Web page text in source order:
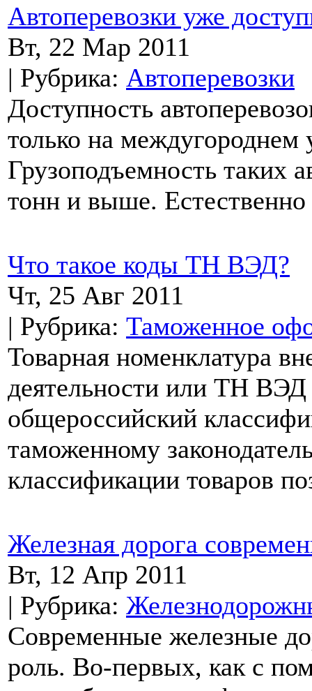
Автоперевозки уже
Вт, 22 Мар 2011
| Рубрика: Автоперевозки
Доступность
только на междугороднем
Грузоподъемность таких
тонн и выше.
Что такое коды ТН ВЭД?
Чт, 25 Авг 2011
| Рубрика: Таможенное
Товарная номенклатура
деятельности или ТН ВЭД
общероссийский
таможенному
классификации товаров
Железная дорога
Вт, 12 Апр 2011
| Рубрика:
Современные железные
роль. Во-первых, как с